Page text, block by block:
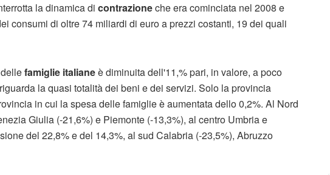
la dinamica di contrazioneche era cominciata nel 2008 e
consumi di oltre 74 miliardi di euro a prezzi costanti, 19 dei quali
famiglie italianeè diminuita dell'11,% pari, in valore, a poco
la quasi totalità dei beni e dei servizi. Solo la provincia
in cui la spesa delle famiglie è aumentata dello 0,2%. Al Nord
Giulia (-21,6%) e Piemonte (-13,3%), al centro Umbria e
del 22,8% e del 14,3%, al sud Calabria (-23,5%), Abruzzo